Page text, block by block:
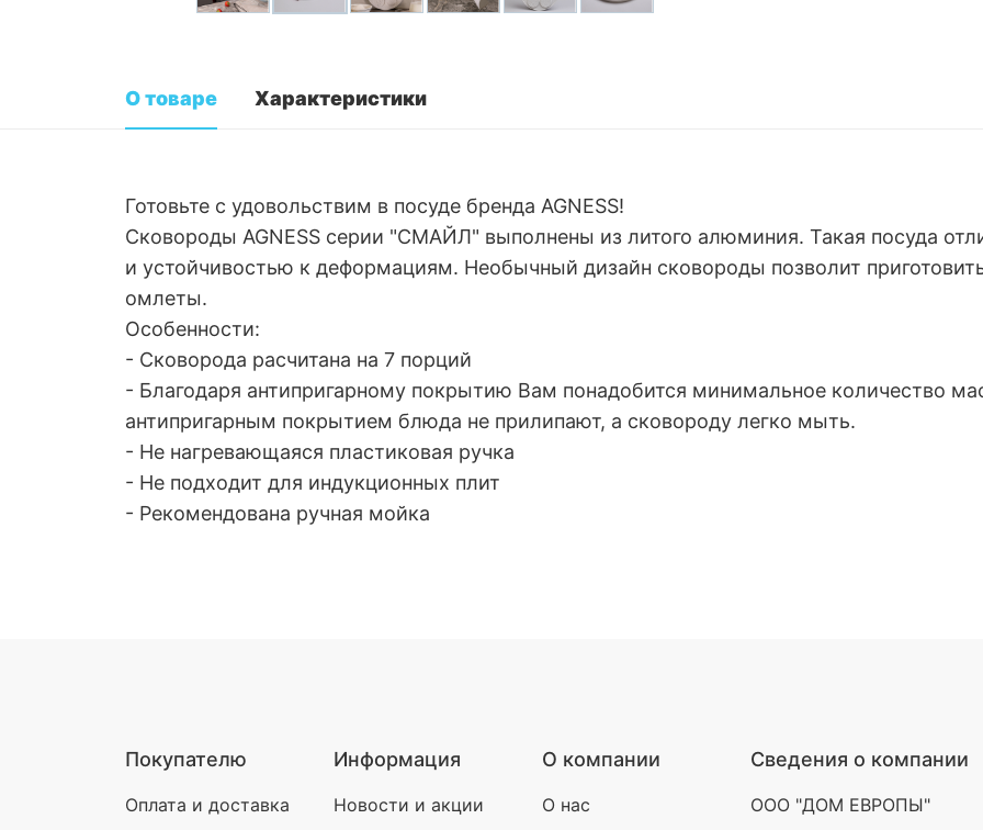
О товаре Характеристики
Готовьте с удовольствим в посуде бренда AGNESS!
Сковороды AGNESS серии "СМАЙЛ" выполнены из литого алюминия. Такая посуда
и устойчивостью к деформациям. Необычный дизайн сковороды позволит
омлеты.
Особенности:
- Сковорода расчитана на 7 порций
- Благодаря антипригарному покрытию Вам понадобится минимальное количество
антипригарным покрытием блюда не прилипают, а сковороду легко мыть.
- Не нагревающаяся пластиковая ручка
- Не подходит для индукционных плит
- Рекомендована ручная мойка
Покупателю
Оплата и доставка
Информация
Новости и акции
О компании
О нас
Сведения о компании
ООО "ДОМ ЕВРОПЫ"